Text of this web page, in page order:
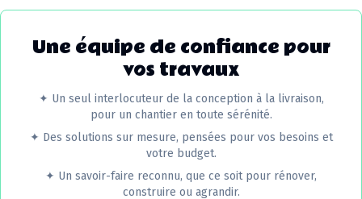
Une équipe de confiance pour
vos travaux
✦ Un seul interlocuteur de la conception à la livraison,
pour un chantier en toute sérénité.
✦ Des solutions sur mesure, pensées pour vos besoins et
votre budget.
✦ Un savoir-faire reconnu, que ce soit pour rénover,
construire ou agrandir.